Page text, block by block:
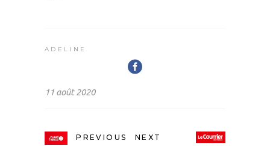
ADELINE
11 août 2020
PREVIOUS
NEXT